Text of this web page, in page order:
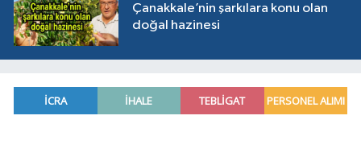
Çanakkale’nin şarkılara konu olan
doğal hazinesi